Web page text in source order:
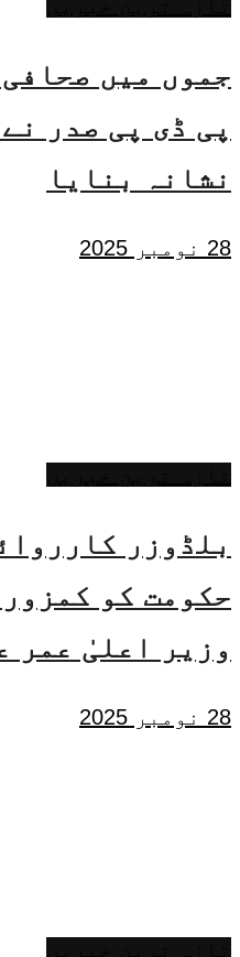
جموں میں
پی ڈی پی صدر
نشانہ بنایا
28 نومبر 2025
بلڈوزر
حکومت کو
وزیر اعلیٰ عمر
28 نومبر 2025